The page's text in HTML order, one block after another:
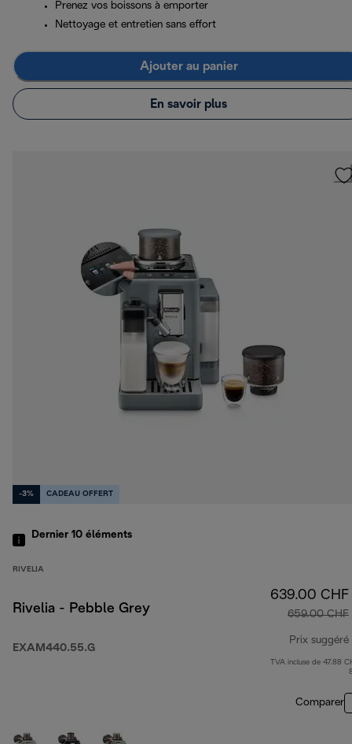
Prenez vos boissons à emporter
Nettoyage et entretien sans effort
Ajouter au panier
En savoir plus
-3% CADEAU OFFERT
Dernier 10 éléments
RIVELIA
Rivelia - Pebble Grey
EXAM440.55.G
639.00 CHF
659.00 CHF
Prix suggéré
TVA incluse de 47.88
Comparer